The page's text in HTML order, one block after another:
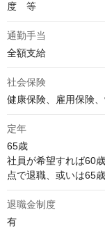
度　等
通勤手当
全額支給
社会保険
健康保険、雇用保険
定年
65歳
社員が希望すれば60
点で退職、或いは65
退職金制度
有